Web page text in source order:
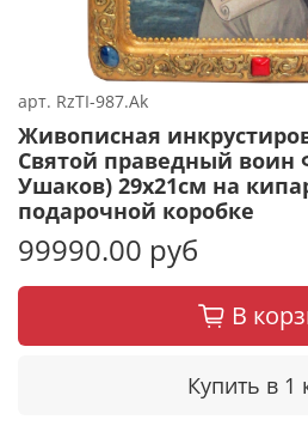
арт. RzTI-987.Ak
Живописная
Святой праведный воин
Ушаков) 29х21см на
подарочной коробке
99990.00 руб
В
Купить в 1